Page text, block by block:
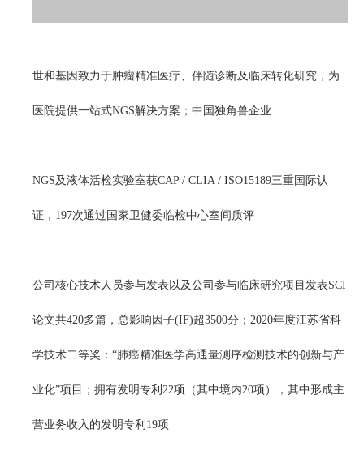
世和基因致力于肿瘤精准医疗、伴随诊断及临床转化研究，为
医院提供一站式NGS解决方案；中国独角兽企业
NGS及液体活检实验室获CAP / CLIA / ISO15189三重国际认
证，197次通过国家卫健委临检中心室间质评
公司核心技术人员参与发表以及公司参与临床研究项目发表SCI
论文共420多篇，总影响因子(IF)超3500分；2020年度江苏省科
学技术二等奖：“肺癌精准医学高通量测序检测技术的创新与产
业化”项目；拥有发明专利22项（其中境内20项），其中形成主
营业务收入的发明专利19项